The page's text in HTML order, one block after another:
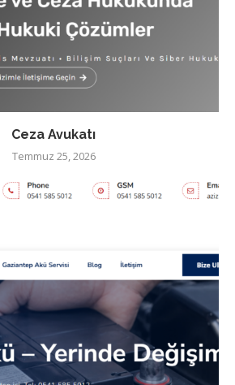
Ceza Avukatı
Temmuz 25, 2026